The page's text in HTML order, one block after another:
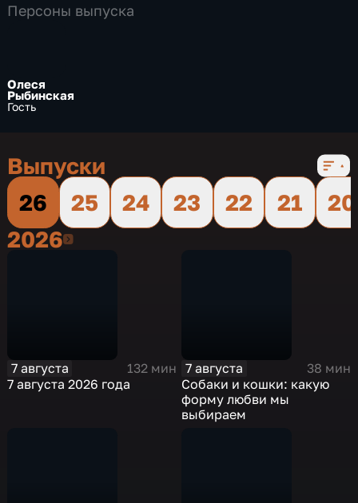
Персоны выпуска
Олеся
Рыбинская
Гость
Выпуски
26
25 24 23 22 21
20
20262026
7 августа
132 мин
7 августа 2026 года
7 августа
38 мин
Собаки и кошки: какую
форму любви мы
выбираем